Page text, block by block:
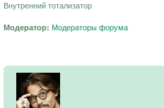
Внутренний тотализатор
Модератор: Модераторы форума